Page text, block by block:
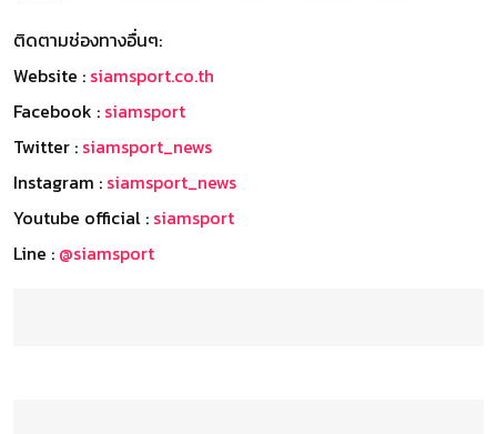
ติดตามช่องทางอื่นๆ:
Website : siamsport.co.th
Facebook : siamsport
Twitter : siamsport_news
Instagram : siamsport_news
Youtube official : siamsport
Line : @siamsport